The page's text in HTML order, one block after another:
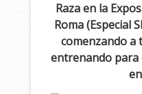
Raza en la
Roma (Especial
comenzando a
entrenando